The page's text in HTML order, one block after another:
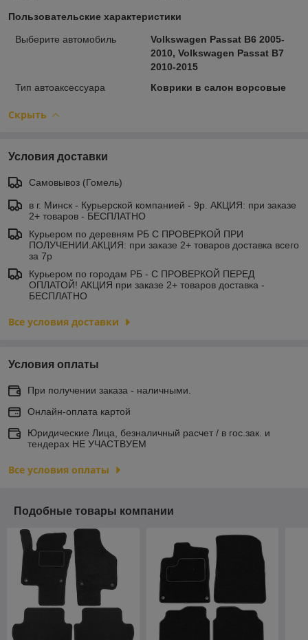
Пользовательские характеристики
Выберите автомобиль
Volkswagen Passat В6 2005-
2010, Volkswagen Passat В7
2010-2015
Тип автоаксессуара
Коврики в салон ворсовые
Скрыть
Условия доставки
Самовывоз (Гомель)
в г. Минск - Курьерской компанией - 9р. АКЦИЯ: при заказе
2+ товаров - БЕСПЛАТНО
Курьером по деревням РБ С ПРОВЕРКОЙ ПРИ
ПОЛУЧЕНИИ.АКЦИЯ: при заказе 2+ товаров доставка всего
за 7р
Курьером по городам РБ - С ПРОВЕРКОЙ ПЕРЕД
ОПЛАТОЙ! АКЦИЯ при заказе 2+ товаров доставка -
БЕСПЛАТНО
Все условия доставки
Условия оплаты
При получении заказа - наличными.
Онлайн-оплата картой
Юридические Лица, безналичный расчет / в гос.зак. и
тендерах НЕ УЧАСТВУЕМ
Все условия оплаты
Подобные товары компании